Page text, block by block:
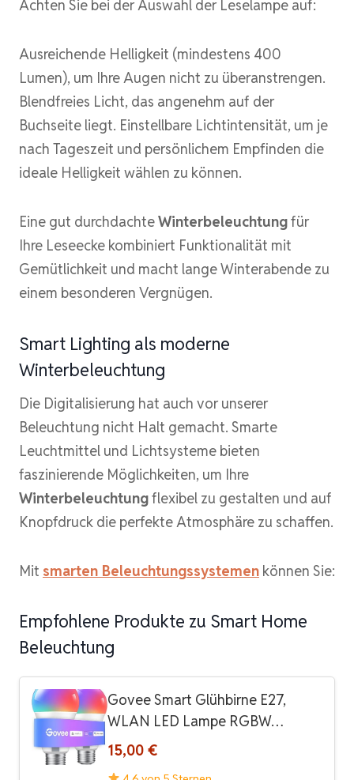
Achten Sie bei der Auswahl der Leselampe auf:
Ausreichende Helligkeit (mindestens 400
Lumen), um Ihre Augen nicht zu überanstrengen.
Blendfreies Licht, das angenehm auf der
Buchseite liegt. Einstellbare Lichtintensität, um je
nach Tageszeit und persönlichem Empfinden die
ideale Helligkeit wählen zu können.
Eine gut durchdachteWinterbeleuchtungfür
Ihre Leseecke kombiniert Funktionalität mit
Gemütlichkeit und macht lange Winterabende zu
einem besonderen Vergnügen.
Smart Lighting als moderne
Winterbeleuchtung
Die Digitalisierung hat auch vor unserer
Beleuchtung nicht Halt gemacht. Smarte
Leuchtmittel und Lichtsysteme bieten
faszinierende Möglichkeiten, um Ihre
Winterbeleuchtungflexibel zu gestalten und auf
Knopfdruck die perfekte Atmosphäre zu schaffen.
Mit smarten Beleuchtungssystemen können Sie:
Empfohlene Produkte zu Smart Home
Beleuchtung
Govee Smart Glühbirne E27,
WLAN LED Lampe RGBW…
15,00 €